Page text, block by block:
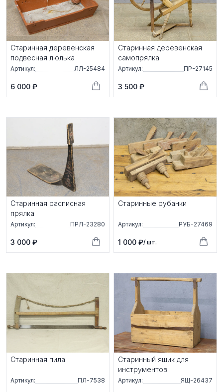
Старинная деревенская
подвесная люлька
Артикул: ЛЛ-25484
6 000 ₽
Старинная деревенская
самопрялка
Артикул: ПР-27145
3 500 ₽
Старинная расписная
прялка
Артикул: ПРЛ-23280
3 000 ₽
Старинные рубанки
Артикул: РУБ-27469
1 000 ₽/ шт.
Старинная пила
Артикул: ПЛ-7538
Старинный ящик для
инструментов
Артикул: ЯЩ-26437